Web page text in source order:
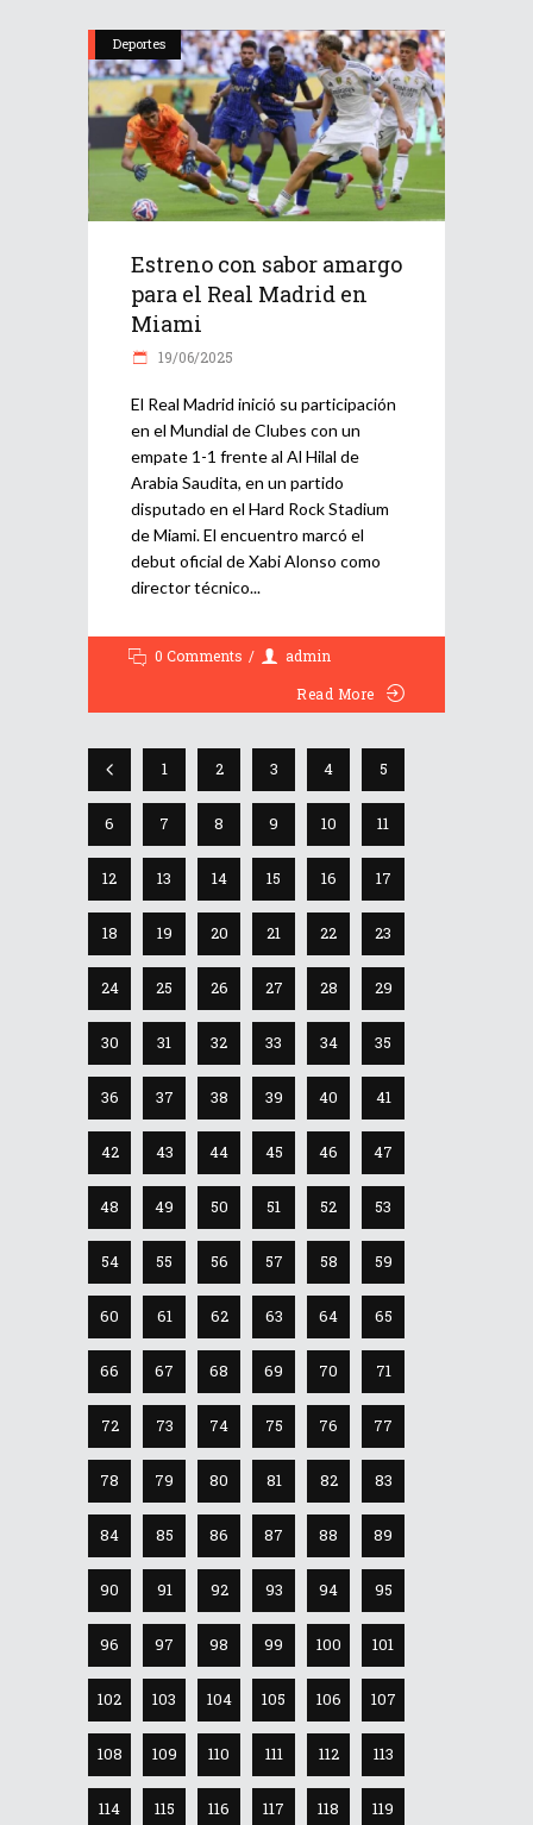
Deportes
Estreno con sabor amargo
para el Real Madrid en
Miami
19/06/2025
El Real Madrid inició su participación
en el Mundial de Clubes con un
empate 1-1 frente al Al Hilal de
Arabia Saudita, en un partido
disputado en el Hard Rock Stadium
de Miami. El encuentro marcó el
debut oficial de Xabi Alonso como
director técnico
0 Comments
admin
Read More
1 2 3 4 5
6 7 8 9 10 11
12 13 14 15 16 17
18 19 20 21 22 23
24 25 26 27 28 29
30 31 32 33 34 35
36 37 38 39 40 41
42 43 44 45 46 47
48 49 50 51 52 53
54 55 56 57 58 59
60 61 62 63 64 65
66 67 68 69 70 71
72 73 74 75 76 77
78 79 80 81 82 83
84 85 86 87 88 89
90 91 92 93 94 95
96 97 98 99 100 101
102 103 104 105 106 107
108 109 110 111 112 113
114 115 116 117 118 119